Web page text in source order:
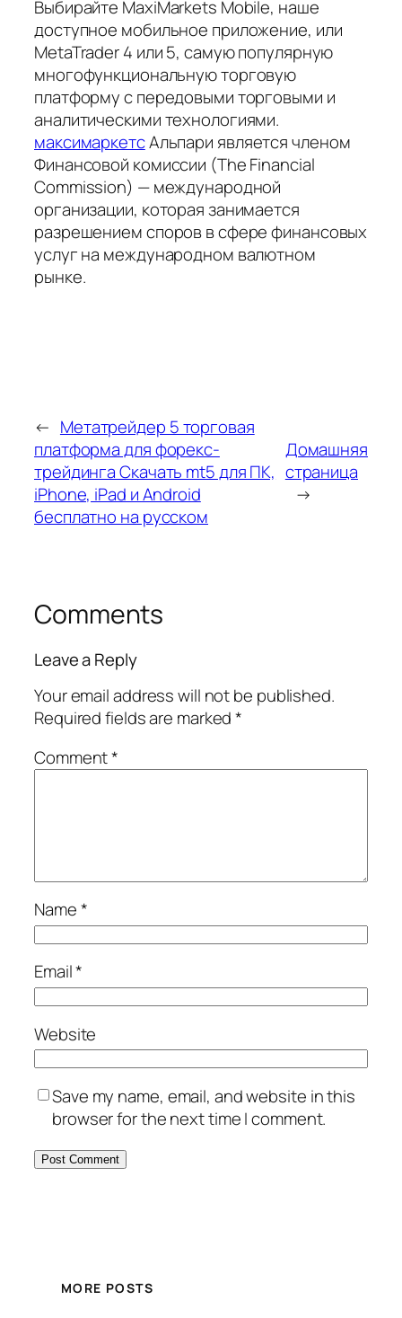
Выбирайте MaxiMarkets Mobile, наше
доступное мобильное приложение, или
MetaTrader 4 или 5, самую популярную
многофункциональную торговую
платформу с передовыми торговыми и
аналитическими технологиями.
максимаркетсАльпари является членом
Финансовой комиссии (The Financial
Commission) — международной
организации, которая занимается
разрешением споров в сфере финансовых
услуг на международном валютном
рынке.
← Метатрейдер 5 торговая
платформа для форекс-
трейдинга Скачать mt5 для ПК,
iPhone, iPad и Android
бесплатно на русском
Домашняя
страница
→
Comments
Leave a Reply
Your email address will not be published.
Required fields are marked*
Comment*
Name*
Email*
Website
Save my name, email, and website in this
browser for the next time I comment.
MORE POSTS